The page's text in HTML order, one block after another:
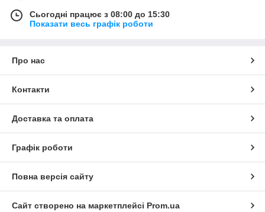
Сьогодні працює з 08:00 до 15:30
Показати весь графік роботи
Про нас
Контакти
Доставка та оплата
Графік роботи
Повна версія сайту
Сайт створено на маркетплейсі Prom.ua